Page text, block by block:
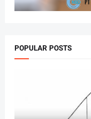
POPULAR POSTS